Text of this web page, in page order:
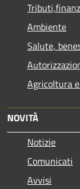
Ambiente
Salute,
Agricoltura
NOVITÀ
Notizie
Comunicati
Avvisi